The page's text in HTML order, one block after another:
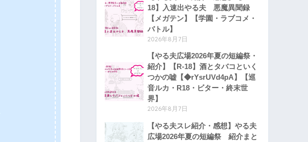
18】入速出やる夫 悪魔異聞録
【メガテン】【学園・ラブコメ・
バトル】
2026年8月7日
【やる夫広場2026年夏の短編祭・
紹介】【R-18】酒とタバコといく
つかの嘘【◆rYsrUVd4pA】【巡
音ルカ・R18・ビター・終末世
界】
2026年8月7日
【やる夫スレ紹介・感想】やる夫
広場2026年夏の短編祭 紹介まと